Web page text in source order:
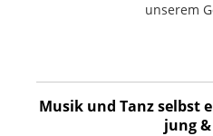
unserem
Musik und Tanz selbst
jung